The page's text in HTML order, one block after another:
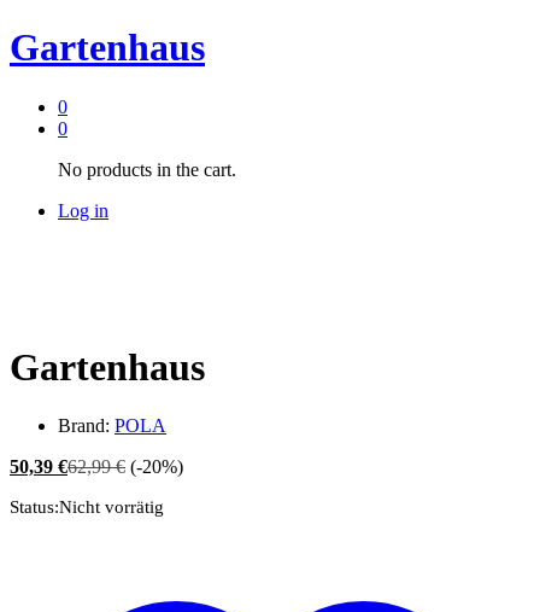
Gartenhaus
0
0
No products in the cart.
Log in
Gartenhaus
Brand: POLA
50,39 €62,99€ (-20%)
Status:Nicht vorrätig